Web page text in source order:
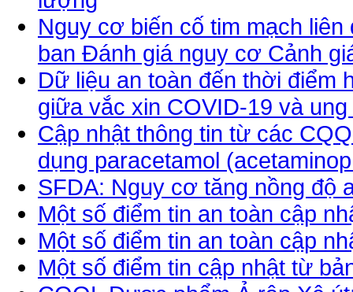
Nguy cơ biến cố tim mạch
ban Đánh giá nguy cơ Cảnh
Dữ liệu an toàn đến thời điểm
giữa vắc xin COVID-19 và
Cập nhật thông tin từ các
dụng paracetamol
SFDA: Nguy cơ tăng nồng độ
Một số điểm tin an toàn cập
Một số điểm tin an toàn cập
Một số điểm tin cập nhật từ